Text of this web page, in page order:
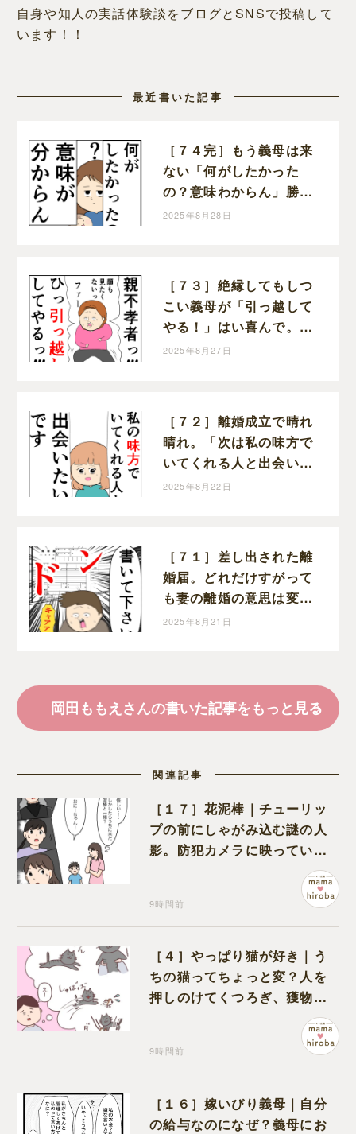
自身や知人の実話体験談をブログとSNSで投稿して
います！！
最近書いた記事
［７４完］もう義母は来
ない「何がしたかった
の？意味わからん」勝っ
た！クセ強義母に抗う嫁
2025年8月28日
［７３］絶縁してもしつ
こい義母が「引っ越して
やる！」はい喜んで。ク
セ強義母に抗う嫁達｜岡
2025年8月27日
［７２］離婚成立で晴れ
晴れ。「次は私の味方で
いてくれる人と出会いた
い」と前を向く。クセ強
2025年8月22日
［７１］差し出された離
婚届。どれだけすがって
も妻の離婚の意思は変わ
らない。クセ強義母に抗
2025年8月21日
岡田ももえさんの書いた記事をもっと見る
関連記事
［１７］花泥棒｜チューリッ
プの前にしゃがみ込む謎の人
影。防犯カメラに映っていた
9時間前
［４］やっぱり猫が好き｜う
ちの猫ってちょっと変？人を
押しのけてくつろぎ、獲物に
も物怖じしない鋼のハート
9時間前
［１６］嫁いびり義母｜自分
の給与なのになぜ？義母にお